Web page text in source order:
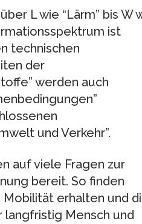
L wie “Lärm” bis W
ist
technischen
der
werden auch
und Verkehr”.
auf viele Fragen zur
bereit. So finden
erhalten und
langfristig Mensch und